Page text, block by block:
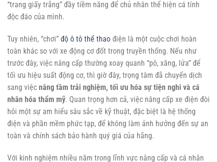
“trang giấy trắng” đầy tiềm năng để chủ nhân thể hiện cá tính
độc đáo của mình.
Tuy nhiên, “chơi” độ ô tô thể thao điện là một cuộc chơi hoàn
toàn khác so với xe động cơ đốt trong truyền thống. Nếu như
trước đây, việc nâng cấp thường xoay quanh “pô, xăng, lửa” để
tối ưu hiệu suất động cơ, thì giờ đây, trọng tâm đã chuyển dịch
sang việc nâng tầm trải nghiệm, tối ưu hóa sự tiện nghi và cá
nhân hóa thẩm mỹ. Quan trọng hơn cả, việc nâng cấp xe điện đòi
hỏi một sự am hiểu sâu sắc về kỹ thuật, đặc biệt là hệ thống
điện và phần mềm phức tạp, để không làm ảnh hưởng đến sự an
toàn và chính sách bảo hành quý giá của hãng.
Với kinh nghiệm nhiều năm trong lĩnh vực nâng cấp và cá nhân